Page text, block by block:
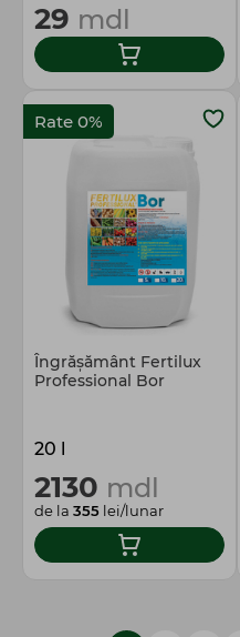
29 mdl
Rate 0%
Îngrășământ Fertilux
Professional Bor
20 l
2130 mdl
de la 355 lei/lunar